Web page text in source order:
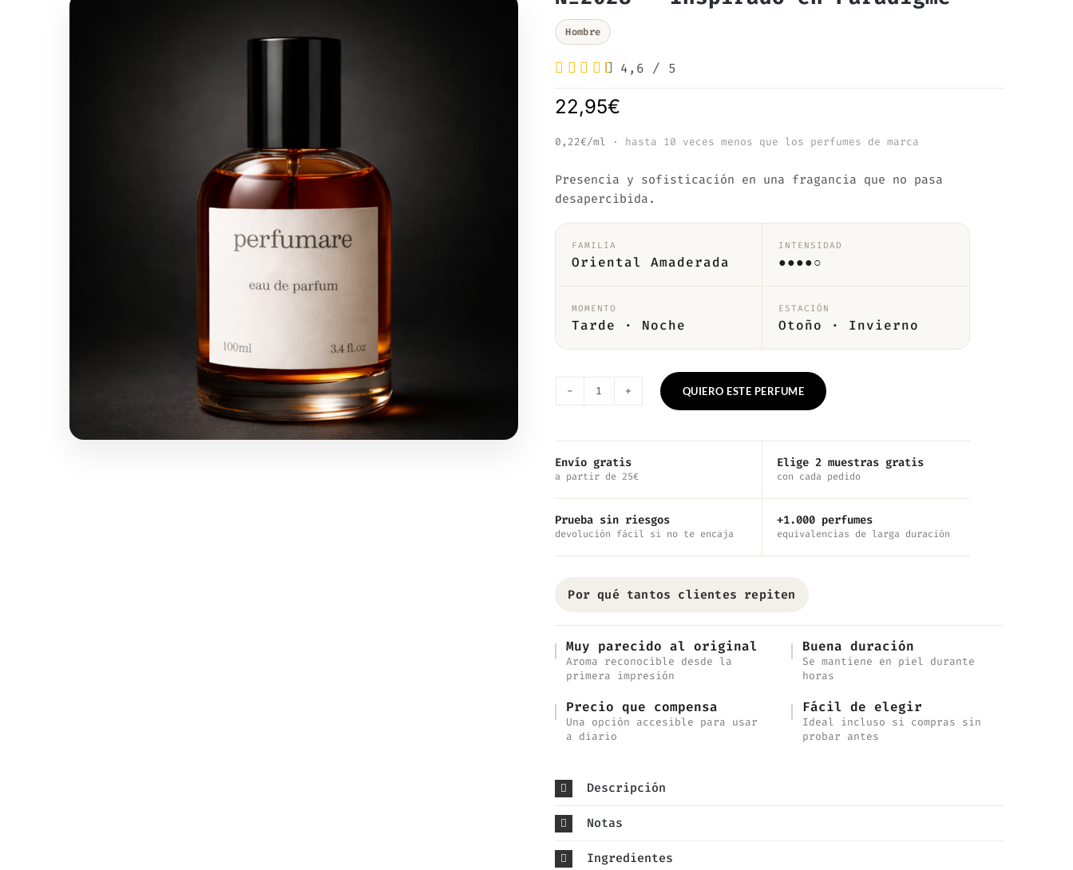
Hombre
4,6 / 5
22,95€
0,22€/ml · hasta 10 veces menos que los perfumes de marca
Presencia y sofisticación en una fragancia que no pasa
desapercibida.
FAMILIA
Oriental Amaderada
INTENSIDAD
●●●●○
MOMENTO
Tarde · Noche
ESTACIÓN
Otoño · Invierno
Inspirado
en
cantidad
QUIERO ESTE PERFUME
Envío gratis
a partir de 25€
Elige 2 muestras gratis
con cada pedido
Prueba sin riesgos
devolución fácil si no te encaja
+1.000 perfumes
equivalencias de larga duración
Por qué tantos clientes repiten
Muy parecido al original
Aroma reconocible desde la
primera impresión
Buena duración
Se mantiene en piel durante
horas
Precio que compensa
Una opción accesible para usar
a diario
Fácil de elegir
Ideal incluso si compras sin
probar antes
Descripción
Notas
Ingredientes